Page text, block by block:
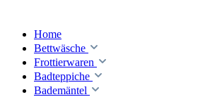
Home
Bettwäsche
Frottierwaren
Badteppiche
Bademäntel